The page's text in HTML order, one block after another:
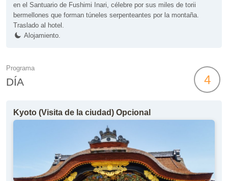
en el Santuario de Fushimi Inari, célebre por sus miles de torii
bermellones que forman túneles serpenteantes por la montaña.
Traslado al hotel.
Alojamiento.
Programa
DÍA 4
Kyoto (Visita de la ciudad) Opcional